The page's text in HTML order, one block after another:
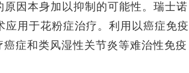
因本身加以抑制的可能性。瑞士诺
用于花粉症治疗。利用以癌症免疫
症和类风湿性关节炎等难治性免疫